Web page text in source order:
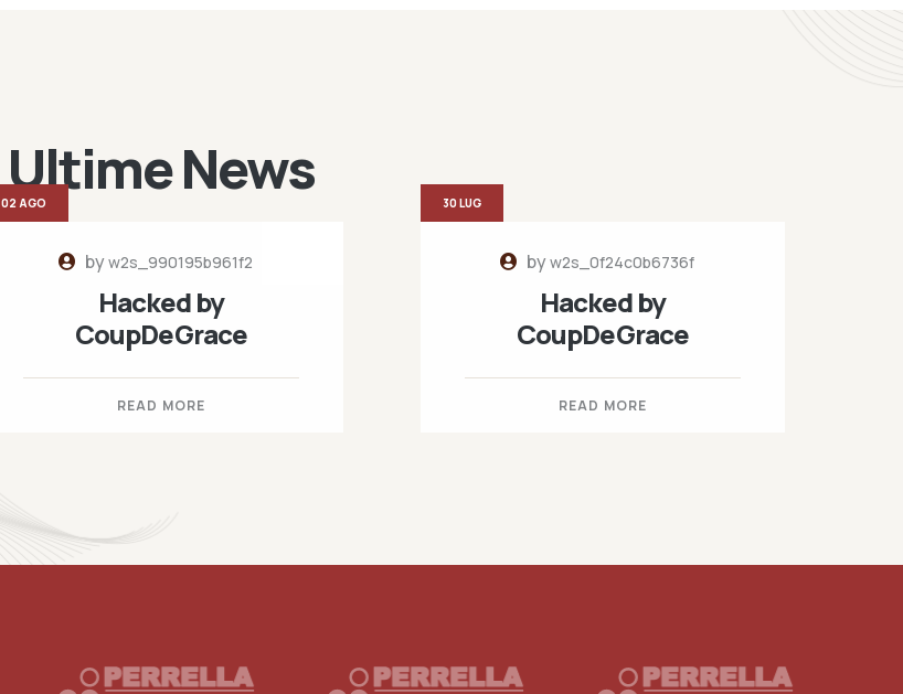
Ultime News
byw2s_990195b961f2
Hacked by
CoupDeGrace
READ MORE
02 AGO
byw2s_0f24c0b6736f
Hacked by
CoupDeGrace
READ MORE
30 LUG